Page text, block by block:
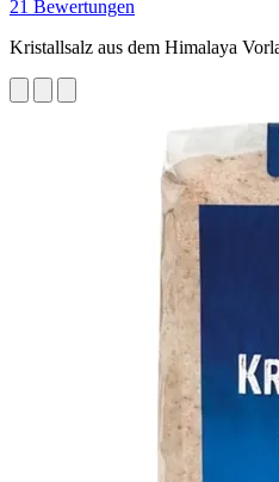
21 Bewertungen
Kristallsalz aus dem Himalaya